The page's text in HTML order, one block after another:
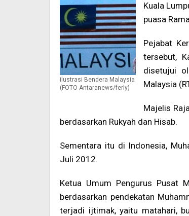
ilustrasi Bendera Malaysia
(FOTO Antaranews/ferly)
Kuala
puasa
Pejabat
tersebut,
disetujui
Malaysia
Majelis
berdasarkan Rukyah dan Hisab.
Sementara itu di Indonesia,
Juli 2012.
Ketua Umum Pengurus Pusat
berdasarkan pendekatan
terjadi ijtimak, yaitu matahari,